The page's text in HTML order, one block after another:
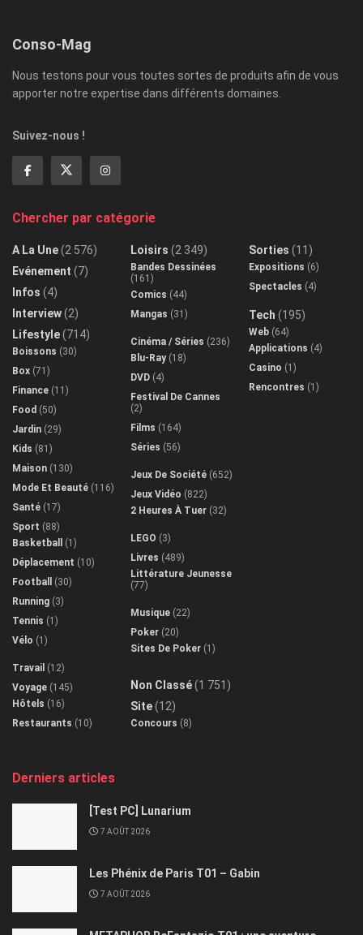
Conso-Mag
Nous testons pour vous toutes sortes de produits afin de vous
apporter notre expertise dans différents domaines.
Suivez-nous !
Chercher par catégorie
A La Une(2 576)
Evénement (7)
Infos (4)
Interview(2)
Lifestyle(714)
Boissons (30)
Box (71)
Finance (11)
Food (50)
Jardin (29)
Kids (81)
Maison (130)
Mode Et Beauté (116)
Santé (17)
Sport (88)
Basketball
(1)
Déplacement (10)
Football
(30)
Running (3)
Tennis (1)
Vélo (1)
Travail (12)
Voyage (145)
Hôtels (16)
Restaurants (10)
Loisirs (2 349)
Bandes Dessinées
(161)
Comics (44)
Mangas (31)
Cinéma / Séries (236)
Blu-Ray(18)
DVD (4)
Festival De Cannes
(2)
Films (164)
Séries (56)
Jeux De Société (652)
Jeux Vidéo (822)
2 Heures À Tuer (32)
LEGO (3)
Livres (489)
Littérature Jeunesse
(77)
Musique (22)
Poker (20)
Sites De Poker (1)
Non Classé(1 751)
Site(12)
Concours (8)
Sorties (11)
Expositions (6)
Spectacles (4)
Tech (195)
Web (64)
Applications (4)
Casino (1)
Rencontres (1)
Derniers articles
[Test PC] Lunarium
7 AOÛT 2026
Les Phénix de Paris T01 – Gabin
7 AOÛT 2026